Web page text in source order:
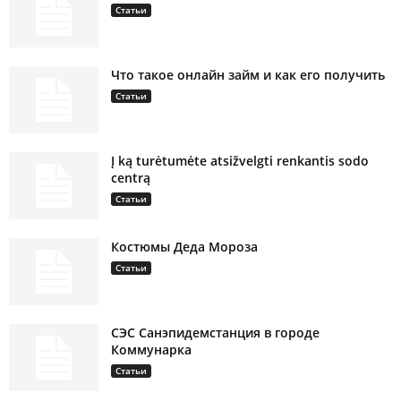
Статьи
Что такое онлайн займ и как его получить
Статьи
Į ką turėtumėte atsižvelgti renkantis sodo
centrą
Статьи
Костюмы Деда Мороза
Статьи
СЭС Санэпидемстанция в городе
Коммунарка
Статьи